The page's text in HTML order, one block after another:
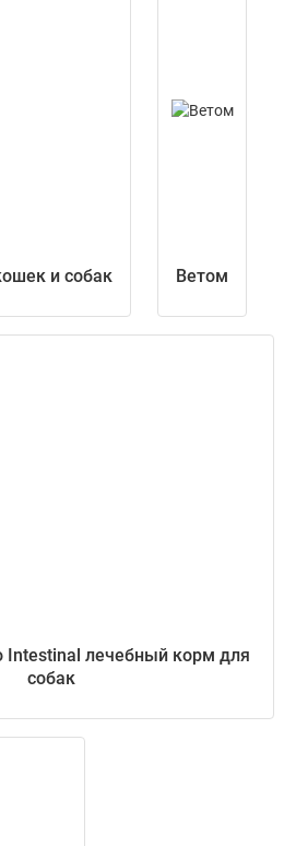
и собак Ветом
Intestinal лечебный корм для
собак